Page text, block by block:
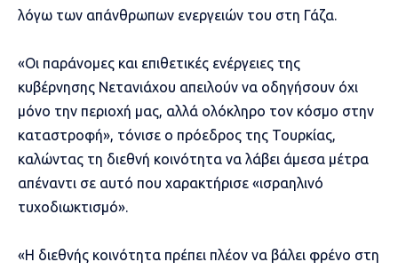
λόγω των απάνθρωπων ενεργειών του στη Γάζα.
«Οι παράνομες και επιθετικές ενέργειες της
κυβέρνησης Νετανιάχου απειλούν να οδηγήσουν όχι
μόνο την περιοχή μας, αλλά ολόκληρο τον κόσμο στην
καταστροφή», τόνισε ο πρόεδρος της Τουρκίας,
καλώντας τη διεθνή κοινότητα να λάβει άμεσα μέτρα
απέναντι σε αυτό που χαρακτήρισε «ισραηλινό
τυχοδιωκτισμό».
«Η διεθνής κοινότητα πρέπει πλέον να βάλει φρένο στη